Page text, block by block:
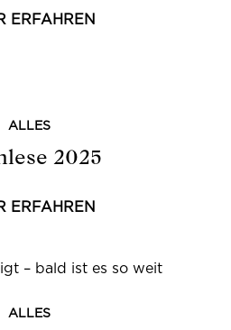
ERFAHREN
ALLES
2025
ERFAHREN
ALLES